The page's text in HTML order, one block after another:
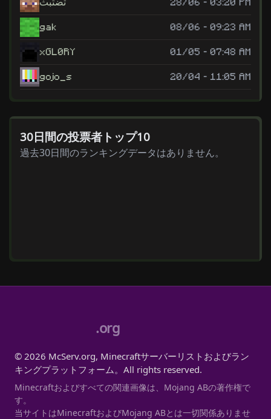
ثضثبث 28/06 - 03:20 PM
gak 08/06 - 09:23 AM
xGL0RY 01/05 - 07:48 AM
gojo_s 20/04 - 11:05 AM
30日間の投票者トップ10
過去30日間のランキングデータはありません。
.org
© 2026 McServ.org, Minecraftサーバーリストおよびラン
キングプラットフォーム。All rights reserved.
Minecraftおよびすべての関連画像は、Mojang ABの著作権で
す。
当サイトはMinecraftおよびMojang ABとは一切関係ありませ